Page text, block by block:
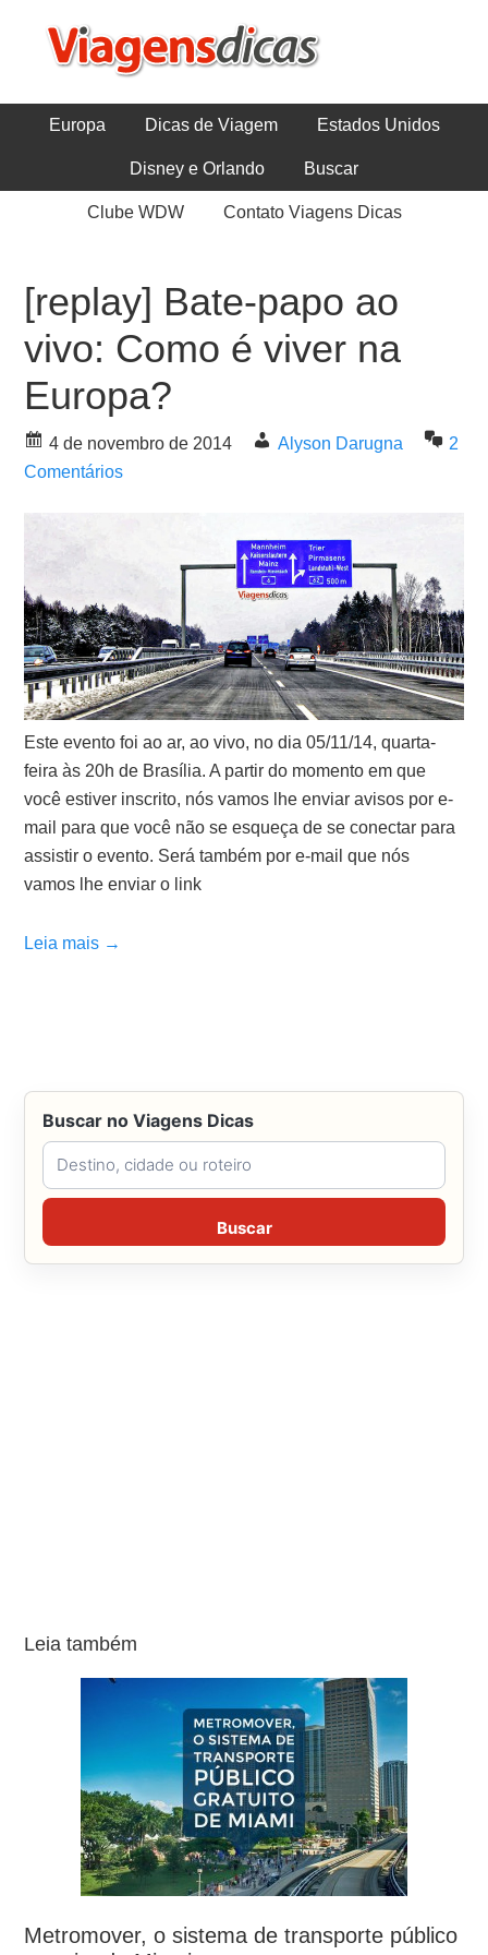
Europa Dicas de Viagem Estados Unidos
Disney e Orlando Buscar
Clube WDW Contato Viagens Dicas
[replay] Bate-papo ao
vivo: Como é viver na
Europa?
4 de novembro de 2014 Alyson Darugna
2
Comentários
Este evento foi ao ar, ao vivo, no dia 05/11/14, quarta-
feira às 20h de Brasília. A partir do momento em que
você estiver inscrito, nós vamos lhe enviar avisos por e-
mail para que você não se esqueça de se conectar para
assistir o evento. Será também por e-mail que nós
vamos lhe enviar o link
Leia mais →
Buscar no Viagens Dicas
Buscar no Viagens Dicas
Buscar
Leia também
Metromover, o sistema de transporte público